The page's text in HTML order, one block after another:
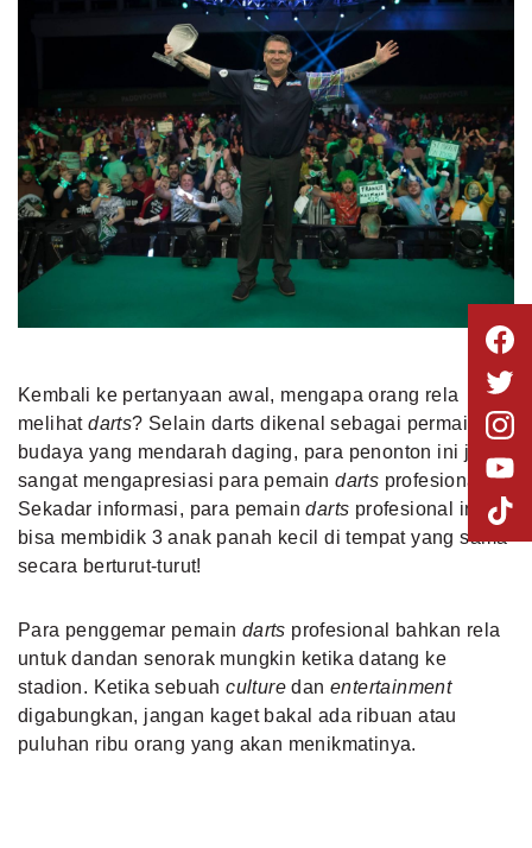
Kembali ke pertanyaan awal, mengapa orang rela
melihatdarts? Selain darts dikenal sebagai permainan
budaya yang mendarah daging, para penonton ini juga
sangat mengapresiasi para pemaindarts profesional.
Sekadar informasi, para pemaindarts profesional ini
bisa membidik 3 anak panah kecil di tempat yang sama
secara berturut-turut!
Para penggemar pemain darts profesional bahkan rela
untuk dandan senorak mungkin ketika datang ke
stadion. Ketika sebuahculture danentertainment
digabungkan, jangan kaget bakal ada ribuan atau
puluhan ribu orang yang akan menikmatinya.